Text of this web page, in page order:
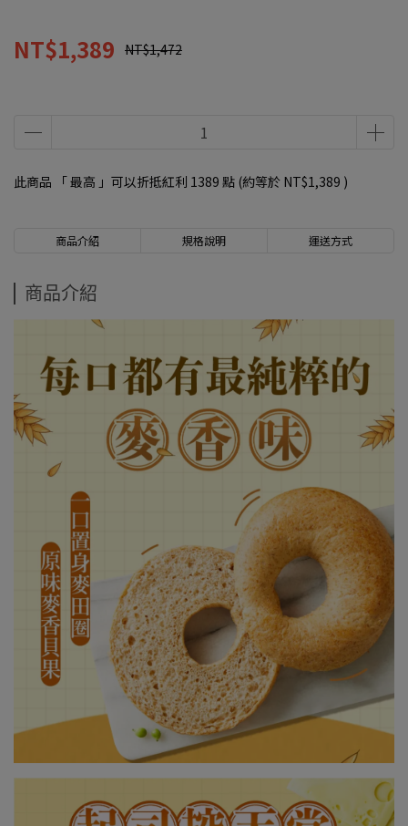
NT$1,389 NT$1,472
此商品 「 最高 」可以折抵紅利 1389 點 (約等於 NT$1,389 )
商品介紹 規格說明 運送方式
商品介紹